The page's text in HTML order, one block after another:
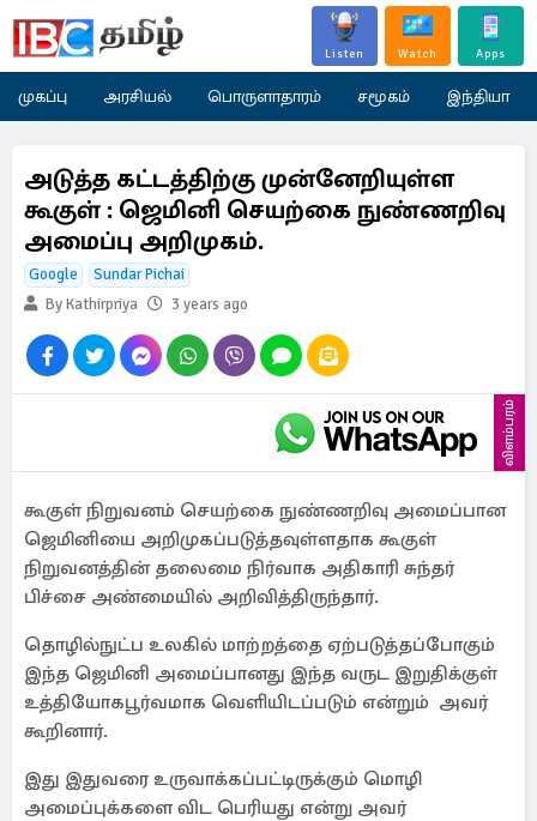
Listen Watch Apps
முகப்பு அரசியல் பொருளாதாரம் சமூகம் இந்தியா
அடுத்த கட்டத்திற்கு முன்னேறியுள்ள
கூகுள் : ஜெமினி செயற்கை நுண்ணறிவு
அமைப்பு அறிமுகம்.
Google
Sundar Pichai
By Kathirpriya
3 years ago
விளம்பரம்
கூகுள் நிறுவனம் செயற்கை நுண்ணறிவு அமைப்பான
ஜெமினியை அறிமுகப்படுத்தவுள்ளதாக கூகுள்
நிறுவனத்தின் தலைமை நிர்வாக அதிகாரி சுந்தர்
பிச்சை அண்மையில் அறிவித்திருந்தார்.
தொழில்நுட்ப உலகில் மாற்றத்தை ஏற்படுத்தப்போகும்
இந்த ஜெமினி அமைப்பானது இந்த வருட இறுதிக்குள்
உத்தியோகபூர்வமாக வெளியிடப்படும் என்றும் அவர்
கூறினார்.
இது இதுவரை உருவாக்கப்பட்டிருக்கும் மொழி
அமைப்புக்களை விட பெரியது என்று அவர்